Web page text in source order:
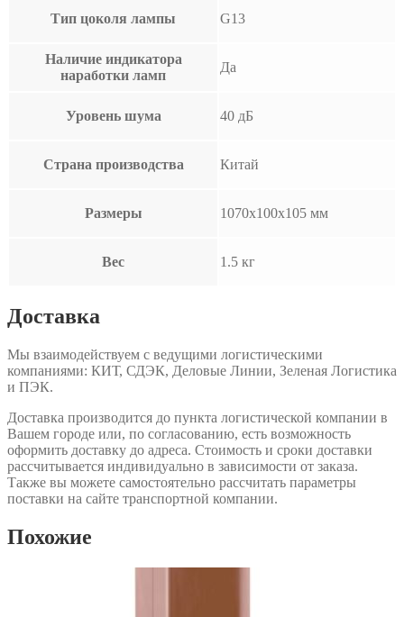
Тип цоколя лампы G13
Наличие индикатора
наработки ламп
Да
Уровень шума 40 дБ
Страна производства Китай
Размеры 1070x100x105 мм
Вес 1.5 кг
Доставка
Мы взаимодействуем с ведущими логистическими
компаниями: КИТ, СДЭК, Деловые Линии, Зеленая Логистика
и ПЭК.
Доставка производится до пункта логистической компании в
Вашем городе или, по согласованию, есть возможность
оформить доставку до адреса. Стоимость и сроки доставки
рассчитывается индивидуально в зависимости от заказа.
Также вы можете самостоятельно рассчитать параметры
поставки на сайте транспортной компании.
Похожие